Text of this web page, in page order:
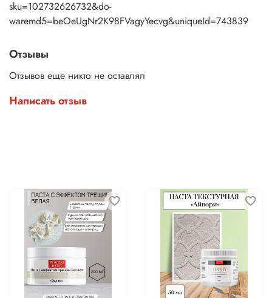
sku=102732626732&do-
waremd5=beOeUgNr2K98FVagyYecvg&uniqueId=743839
Отзывы
Отзывов еще никто не оставлял
Написать отзыв